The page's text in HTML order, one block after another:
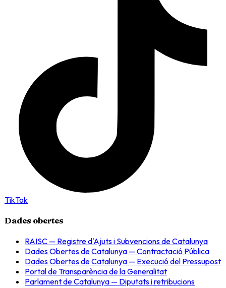
TikTok
Dades obertes
RAISC — Registre d'Ajuts i Subvencions de Catalunya
Dades Obertes de Catalunya — Contractació Pública
Dades Obertes de Catalunya — Execució del Pressupost
Portal de Transparència de la Generalitat
Parlament de Catalunya — Diputats i retribucions